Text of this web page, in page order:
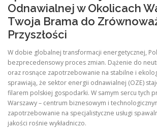
Odnawialnej w Okolicach
Twoja Brama do
Przyszłości
W dobie globalnej transformacji energetycznej,
bezprecedensowy proces zmian. Dążenie do
oraz rosnące zapotrzebowanie na stabilne i
sprawiają, że sektor energii odnawialnej (OZE)
filarem polskiej gospodarki. W samym sercu tych
Warszawy – centrum biznesowym i
zapotrzebowanie na specjalistyczne usługi
jakości rośnie wykładniczo.